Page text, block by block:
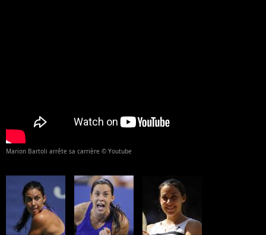
Marion Bartoli arrête sa carrière © Youtube